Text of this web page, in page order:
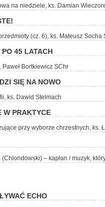
na niedziele, ks. Damian
(cz. 6), ks. Mateusz Socha
45 LATACH
Bortkiewicz SChr
SIĘ NA NOWO
ks. Dawid Stelmach
W PRAKTYCE
przy wyborze chrzestnych, ks.
(Chlondowski) – kapłan i muzyk,
ECHO